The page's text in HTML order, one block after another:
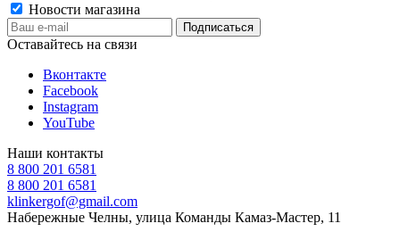
Новости магазина
Оставайтесь на связи
Вконтакте
Facebook
Instagram
YouTube
Наши контакты
8 800 201 6581
8 800 201 6581
klinkergof@gmail.com
Набережные Челны, улица Команды Камаз-Мастер, 11